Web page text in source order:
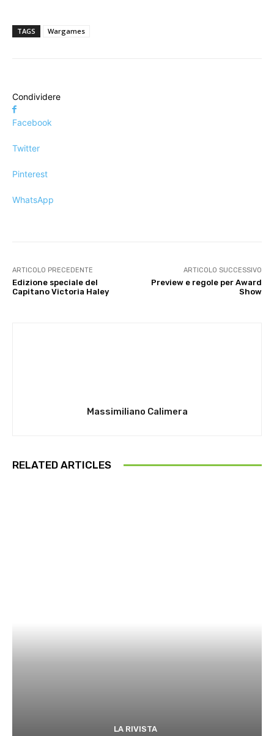
TAGS Wargames
Condividere
Facebook
Twitter
Pinterest
WhatsApp
ARTICOLO PRECEDENTE
Edizione speciale del
Capitano Victoria Haley
ARTICOLO SUCCESSIVO
Preview e regole per Award
Show
Massimiliano Calimera
RELATED ARTICLES
LA RIVISTA